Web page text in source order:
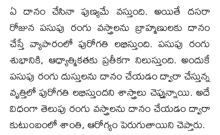
ఏ దానం చేసినా పుణ్యమే వస్తుంది. అయితే దసరా
రోజున పసుపు రంగు వస్త్రాలను బ్రాహ్మణులకు దానం
చేస్తే వ్యాపారంలో పురోగతి లభిస్తుంది. పసుపు రంగు
శుభానికి, ఆధ్యాత్మికతకు ప్రతీకగా నిలుస్తుంది. అందుకే
పసుపు రంగు దుస్తులను దానం చేయడం ద్వారా చేస్తున్న
వృత్తిలో పురోగతి లభిస్తుందని శాస్త్రాలు చెప్తున్నాయి. అదే
విధంగా తెలుపు రంగు వస్త్రాలను దానం చేయడం ద్వారా
కుటుంబంలో శాంతి, ఆరోగ్యం పెరుగుతాయిని చెప్తారు.